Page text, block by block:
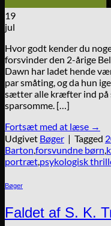
19
jul
Hvor godt kender du
forsvinder den 2-årige
Dawn har ladet hende
par småting, og da hun
sætter alle kræfter ind på
sparsomme. […]
Fortsæt med at læse →
Udgivet Bøger | Tagged
Barton,forsvundne børn,
portræt,psykologisk
Bøger
Faldet af S. K.